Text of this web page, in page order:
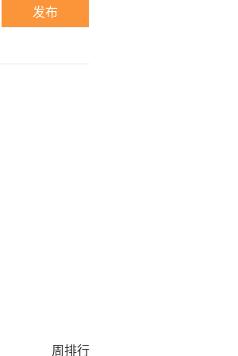
发布
周排行